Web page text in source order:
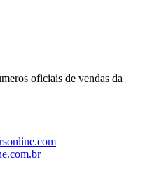
oficiais de vendas da